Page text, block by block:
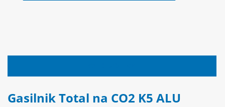
Gasilnik Total na CO2 K5 ALU